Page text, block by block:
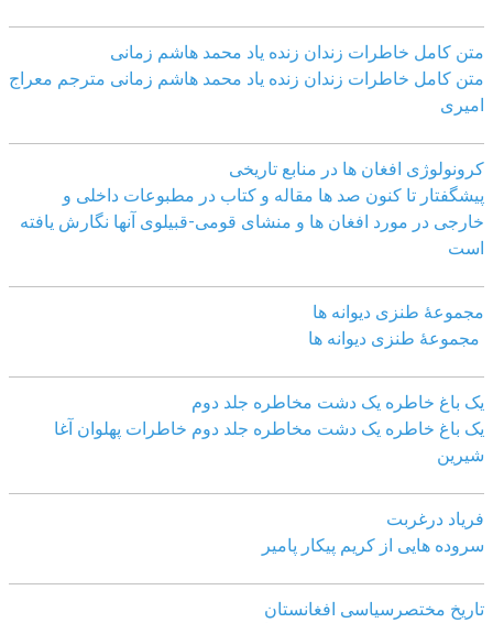
متن کامل خاطرات زندان زنده یاد محمد هاشم زمانی
متن کامل خاطرات زندان زنده یاد محمد هاشم زمانی مترجم معراج
امیری
کرونولوژی افغان ھا در منابع تاریخی
پیشگفتار تا کنون صد ھا مقاله و کتاب در مطبوعات داخلی و
خارجی در مورد افغان ھا و منشای قومی-قبیلوی آنھا نگارش یافته
است
مجموعهٔ طنزی دیوانه ها
مجموعهٔ طنزی دیوانه ها
یک باغ خاطره یک دشت مخاطره جلد دوم
یک باغ خاطره یک دشت مخاطره جلد دوم خاطرات پهلوان آغا
شیرین
فریاد درغربت
سروده هایی از کریم پیکار پامیر
تاریخ مختصرسیاسی افغانستان